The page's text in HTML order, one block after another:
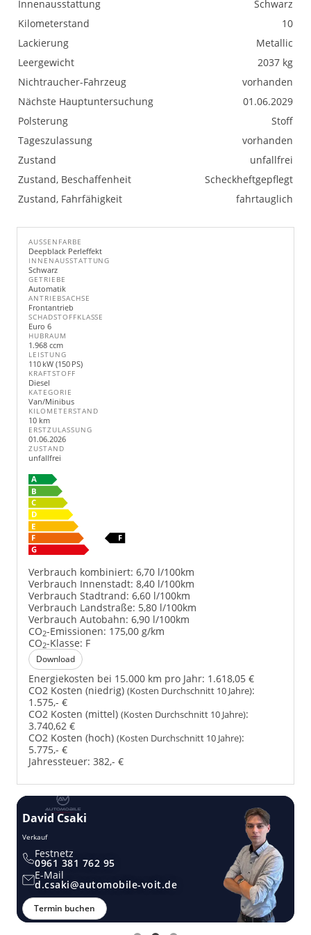
Innenausstattung
Schwarz
Kilometerstand
10
Lackierung
Metallic
Leergewicht
2037 kg
Nichtraucher-Fahrzeug
vorhanden
Nächste Hauptuntersuchung
01.06.2029
Polsterung
Stoff
Tageszulassung
vorhanden
Zustand
unfallfrei
Zustand, Beschaffenheit
Scheckheftgepflegt
Zustand, Fahrfähigkeit
fahrtauglich
AUSSENFARBE
Deepblack Perleffekt
INNENAUSSTATTUNG
Schwarz
GETRIEBE
Automatik
ANTRIEBSACHSE
Frontantrieb
SCHADSTOFFKLASSE
Euro 6
HUBRAUM
1.968 ccm
LEISTUNG
110 kW (150 PS)
KRAFTSTOFF
Diesel
KATEGORIE
Van/Minibus
KILOMETERSTAND
10 km
ERSTZULASSUNG
01.06.2026
ZUSTAND
unfallfrei
Verbrauch kombiniert: 6,70 l/100km
Verbrauch Innenstadt: 8,40 l/100km
Verbrauch Stadtrand: 6,60 l/100km
Verbrauch Landstraße: 5,80 l/100km
Verbrauch Autobahn: 6,90 l/100km
CO2-Emissionen: 175,00 g/km
CO2-Klasse: F
Download
Energiekosten bei 15.000 km pro Jahr: 1.618,05 €
CO2 Kosten (niedrig) (Kosten Durchschnitt 10 Jahre):
1.575,- €
CO2 Kosten (mittel) (Kosten Durchschnitt 10 Jahre):
3.740,62 €
CO2 Kosten (hoch) (Kosten Durchschnitt 10 Jahre):
5.775,- €
Jahressteuer: 382,- €
David Csaki
Verkauf
Festnetz
0961 381 762 95
E-Mail
d.csaki@automobile-voit.de
Termin buchen